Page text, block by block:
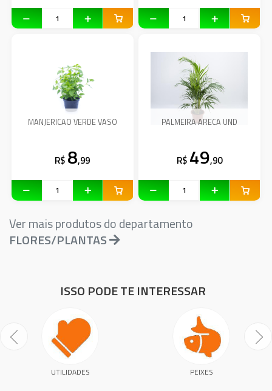
MANJERICAO VERDE VASO
R$ 8,99
PALMEIRA ARECA UND
R$ 49,90
Ver mais produtos do departamento
FLORES/PLANTAS
ISSO PODE TE INTERESSAR
UTILIDADES PEIXES